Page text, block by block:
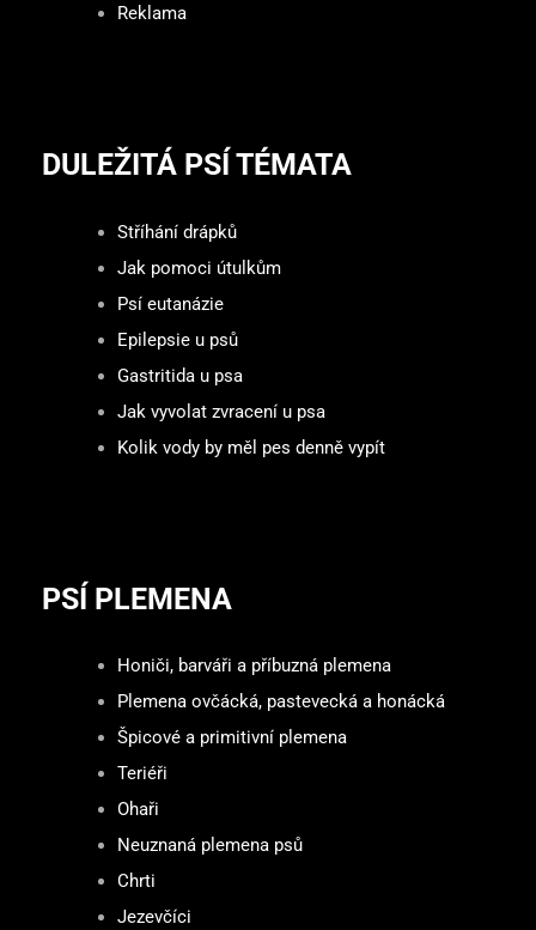
Reklama
DULEŽITÁ PSÍ TÉMATA
Stříhání drápků
Jak pomoci útulkům
Psí eutanázie
Epilepsie u psů
Gastritida u psa
Jak vyvolat zvracení u psa
Kolik vody by měl pes denně vypít
PSÍ PLEMENA
Honiči, barváři a příbuzná plemena
Plemena ovčácká, pastevecká a honácká
Špicové a primitivní plemena
Teriéři
Ohaři
Neuznaná plemena psů
Chrti
Jezevčíci